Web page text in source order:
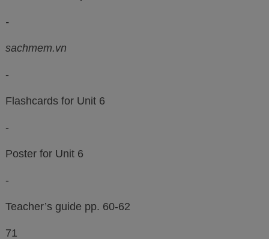
-
sachmem.vn
-
Flashcards for Unit 6
-
Poster for Unit 6
-
Teacher’s guide pp. 60-62
71